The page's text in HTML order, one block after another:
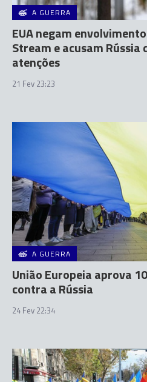
A GUERRA
EUA negam
Stream e acusam
atenções
21 Fev 23:23
A GUERRA
União Europeia aprova
contra a Rússia
24 Fev 22:34